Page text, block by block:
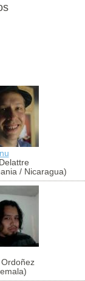
/ Nicaragua)